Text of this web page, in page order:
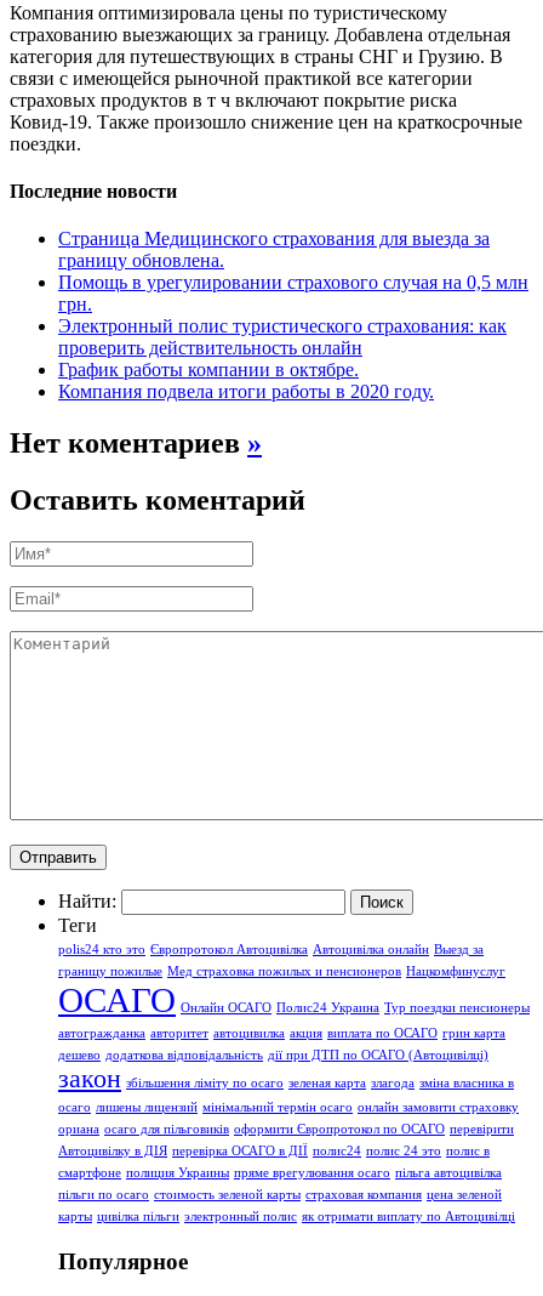
Компания оптимизировала цены по туристическому
страхованию выезжающих за границу. Добавлена отдельная
категория для путешествующих в страны СНГ и Грузию. В
связи с имеющейся рыночной практикой все категории
страховых продуктов в т ч включают покрытие риска
Ковид-19. Также произошло снижение цен на краткосрочные
поездки.
Последние новости
Страница Медицинского страхования для выезда за
границу обновлена.
Помощь в урегулировании страхового случая на 0,5 млн
грн.
Электронный полис туристического страхования: как
проверить действительность онлайн
График работы компании в октябре.
Компания подвела итоги работы в 2020 году.
Нет коментариев »
Оставить коментарий
Найти:
Теги
polis24 кто это Європротокол Автоцивілка Автоцивілка онлайн Выезд за
границу пожилые Мед страховка пожилых и пенсионеров Нацкомфинуслуг
ОСАГО Онлайн ОСАГО Полис24 Украина Тур поездки пенсионеры
автогражданка авторитет автоцивилка акция виплата по ОСАГО грин карта
дешево додаткова відповідальність дії при ДТП по ОСАГО (Автоцивілці)
закон збільшення ліміту по осаго зеленая карта злагода зміна власника в
осаго лишены лицензий мінімальний термін осаго онлайн замовити страховку
ориана осаго для пільговиків оформити Європротокол по ОСАГО перевірити
Автоцивілку в ДІЯ перевірка ОСАГО в ДІЇ полис24 полис 24 это полис в
смартфоне полиция Украины пряме врегулювання осаго пільга автоцивілка
пільги по осаго стоимость зеленой карты страховая компания цена зеленой
карты цивілка пільги электронный полис як отримати виплату по Автоцивілці
Популярное